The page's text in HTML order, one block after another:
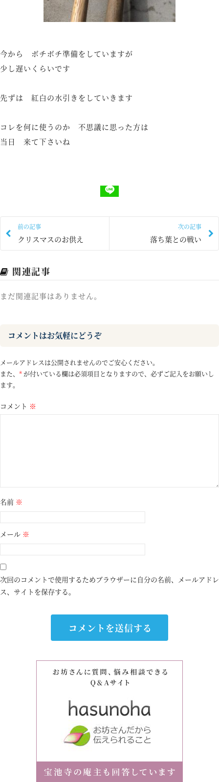
今から ボチボチ準備をしていますが
少し遅いくらいです
先ずは 紅白の水引きをしていきます
コレを何に使うのか 不思議に思った方は
当日 来て下さいね
前の記事
クリスマスのお供え
次の記事
落ち葉との戦い
関連記事
まだ関連記事はありません。
コメントはお気軽にどうぞ
メールアドレスは公開されませんのでご安心ください。
また、 * が付いている欄は必須項目となりますので、必ずご記入をお願いし
ます。
コメント ※
名前 ※
メール ※
次回のコメントで使用するためブラウザーに自分の名前、メールアドレ
ス、サイトを保存する。